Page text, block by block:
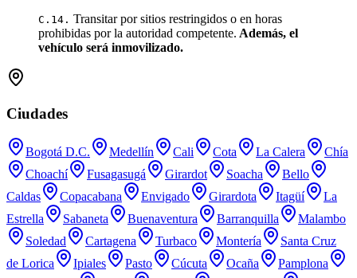
C.14. Transitar por sitios restringidos o en horas
prohibidas por la autoridad competente. Además, el
vehículo será inmovilizado.
Ciudades
Bogotá D.C. Medellín Cali Cota La Calera
Chía
Choachí
Fusagasugá Girardot Soacha
Bello
Caldas
Copacabana Envigado Girardota Itagüí
La
Estrella
Sabaneta Buenaventura Barranquilla
Malambo
Soledad
Cartagena Turbaco Montería
Santa Cruz
de Lorica
Ipiales Pasto Cúcuta Ocaña
Pamplona